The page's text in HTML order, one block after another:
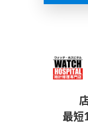
最短